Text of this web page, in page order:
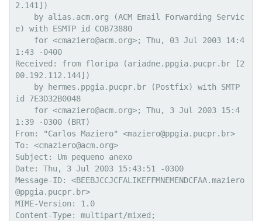
2.141])
e) with ESMTP id COB73880
1:43 -0400
Received: from floripa (ariadne.ppgia.pucpr.br [2
00.192.112.144])
id 7E3D32B0048
1:39 -0300 (BRT)
From: "Carlos Maziero" <maziero@ppgia.pucpr.br>
To: <cmaziero@acm.org>
Subject: Um pequeno anexo
Date: Thu, 3 Jul 2003 15:43:51 -0300
Message-ID: <BEEBJCCJCFALIKEFFMNEMENDCFAA.maziero
@ppgia.pucpr.br>
MIME-Version: 1.0
Content-Type: multipart/mixed;